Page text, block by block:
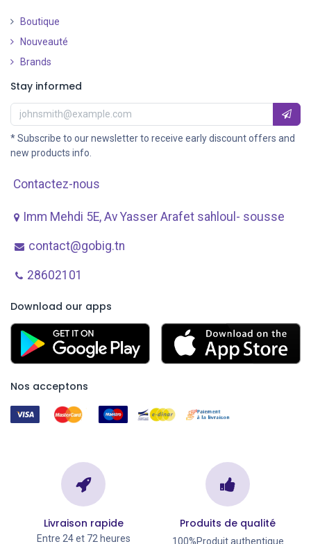
Boutique
Nouveauté
Brands
Stay informed
* Subscribe to our newsletter to receive early discount offers and
new products info.
Contactez-nous
Imm Mehdi 5E, Av ​Yasser Arafet sahloul- sousse
contact@gobig.tn
28602101
Download our apps
Nos acceptons
Livraison rapide
Entre 24 et 72 heures
Produits de qualité
100%Produit authentique